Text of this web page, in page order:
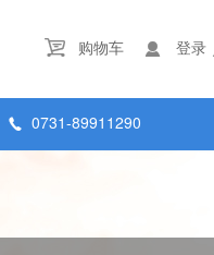
 购物车  登录
 0731-89911290